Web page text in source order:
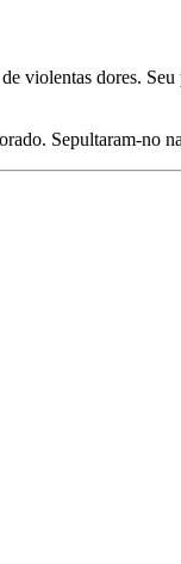
violentas dores.
Sepultaram-no